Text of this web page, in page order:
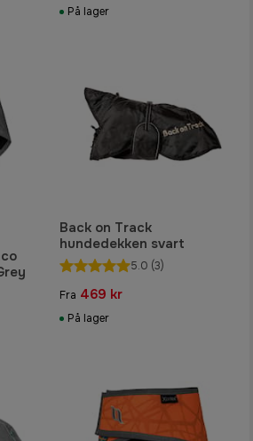
På lager
Back on Track
hundedekken svart
5.0 (3)
Fra 469 kr
På lager